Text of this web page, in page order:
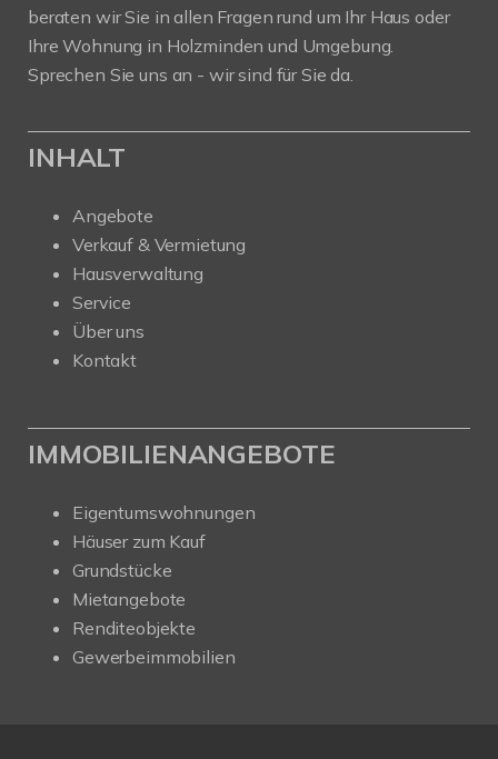
beraten wir Sie in allen Fragen rund um Ihr Haus oder
Ihre Wohnung in Holzminden und Umgebung.
Sprechen Sie uns an - wir sind für Sie da.
INHALT
Angebote
Verkauf & Vermietung
Hausverwaltung
Service
Über uns
Kontakt
IMMOBILIENANGEBOTE
Eigentumswohnungen
Häuser zum Kauf
Grundstücke
Mietangebote
Renditeobjekte
Gewerbeimmobilien